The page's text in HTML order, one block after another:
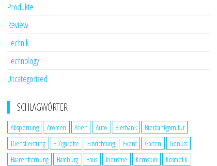
Produkte
Review
Technik
Technology
Uncategorized
SCHLAGWÖRTER
Absperrung Aromen Asien Auto Bierbank
Bierbankgarnitur
Dienstleistung
E-Zigarette Einrichtung Event Garten
Genuss
Haarentfernung
Hamburg Haus Industrie Kernspin Kosmetik